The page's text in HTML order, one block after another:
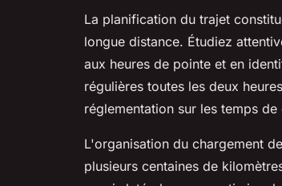
La planification du trajet
longue distance. Étudiez
aux heures de pointe et en
régulières toutes les deux
réglementation sur les temps de
L'organisation du chargement
plusieurs centaines de